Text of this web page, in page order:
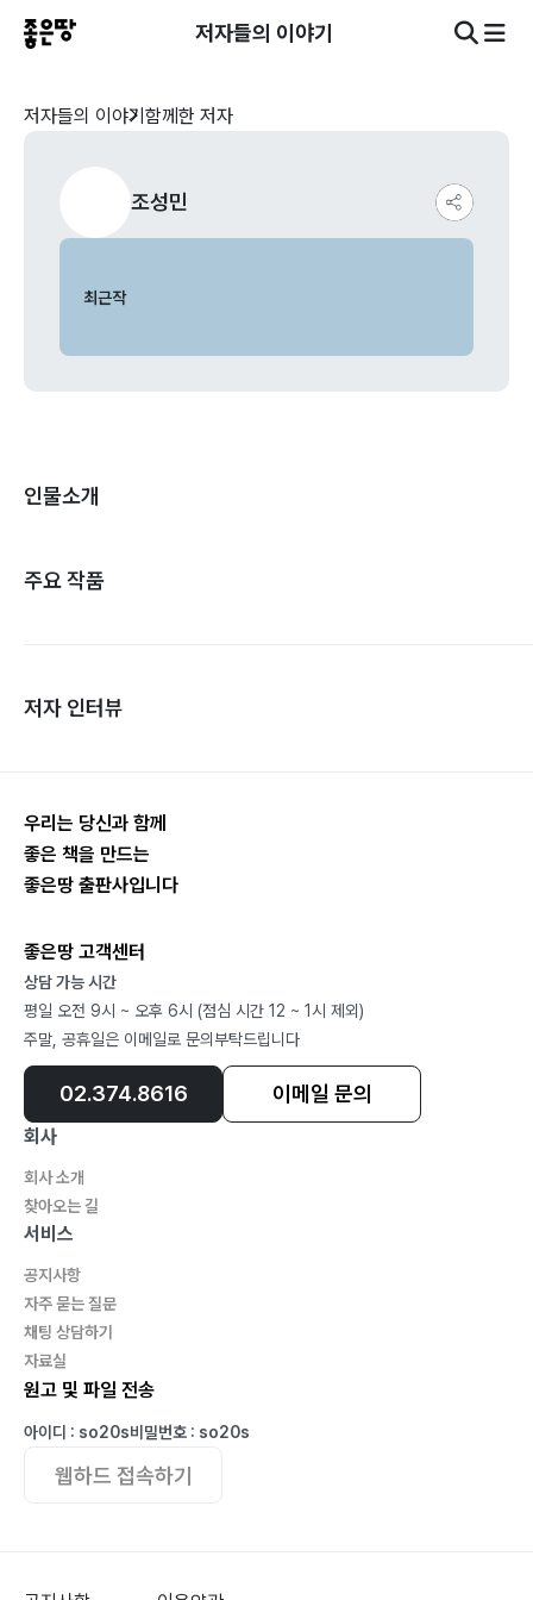
저자들의 이야기
저자들의 이야기 함께한 저자
조성민
최근작
인물소개
주요 작품
저자 인터뷰
우리는 당신과 함께
좋은 책을 만드는
좋은땅 출판사입니다
좋은땅 고객센터
상담 가능 시간
평일 오전 9시 ~ 오후 6시 (점심 시간 12 ~ 1시 제외)
주말, 공휴일은 이메일로 문의부탁드립니다
02.374.8616 이메일 문의
회사
회사 소개
찾아오는 길
서비스
공지사항
자주 묻는 질문
채팅 상담하기
자료실
원고 및 파일 전송
아이디 : so20s비밀번호 : so20s
웹하드 접속하기